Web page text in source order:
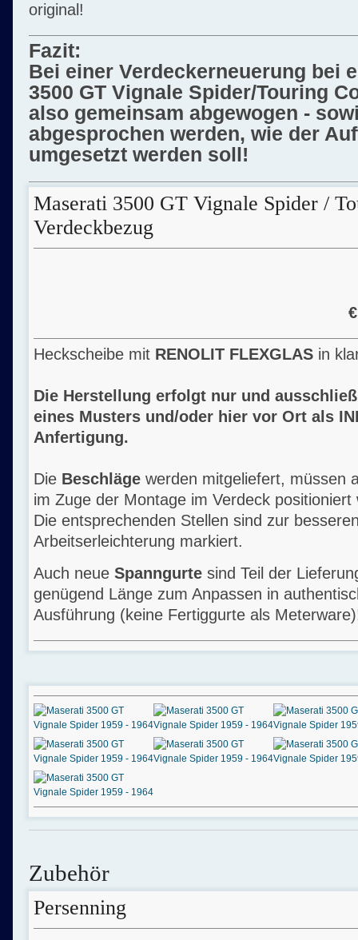
original!
Fazit:
Bei einer Verdeckerneuerung bei
3500 GT Vignale Spider/Touring
also gemeinsam abgewogen -
abgesprochen werden, wie der
umgesetzt werden soll!
Maserati 3500 GT Vignale Spider /
Verdeckbezug
Heckscheibe mit RENOLIT FLEXGLAS in
Die Herstellung erfolgt nur und
eines Musters und/oder hier vor Ort als
Anfertigung.
Die Beschläge werden mitgeliefert, müssen
im Zuge der Montage im Verdeck positioniert
Die entsprechenden Stellen sind zur
Arbeitserleichterung markiert.
Auch neue Spanngurte sind Teil der
genügend Länge zum Anpassen in
Ausführung (keine Fertiggurte als
Zubehör
Persenning